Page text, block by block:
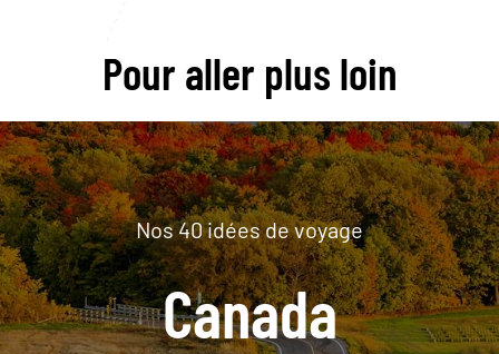
Pour aller plus loin
Nos 40 idées de voyage
Canada